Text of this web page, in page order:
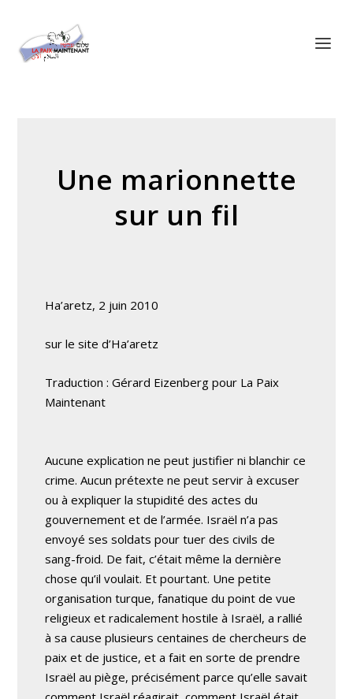
Une marionnette
sur un fil
Ha’aretz, 2 juin 2010
sur le site d’Ha’aretz
Traduction : Gérard Eizenberg pour La Paix
Maintenant
Aucune explication ne peut justifier ni blanchir ce
crime. Aucun prétexte ne peut servir à excuser
ou à expliquer la stupidité des actes du
gouvernement et de l’armée. Israël n’a pas
envoyé ses soldats pour tuer des civils de
sang-froid. De fait, c’était même la dernière
chose qu’il voulait. Et pourtant. Une petite
organisation turque, fanatique du point de vue
religieux et radicalement hostile à Israël, a rallié
à sa cause plusieurs centaines de chercheurs de
paix et de justice, et a fait en sorte de prendre
Israël au piège, précisément parce qu’elle savait